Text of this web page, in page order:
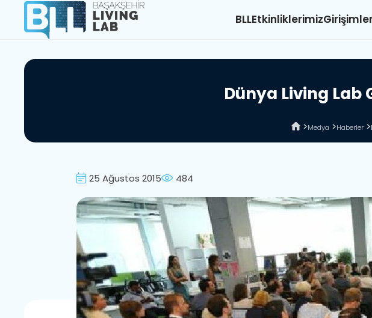
BLLEtkinliklerimiz
Dünya Living Lab
Medya Haberler
25 Ağustos 2015 484